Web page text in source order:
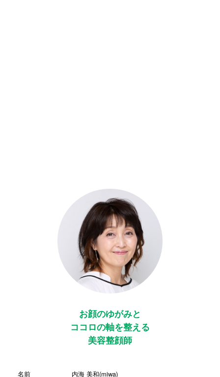
お顔のゆがみと
ココロの軸を整える
美容整顔師
名前 内海 美和(miwa)